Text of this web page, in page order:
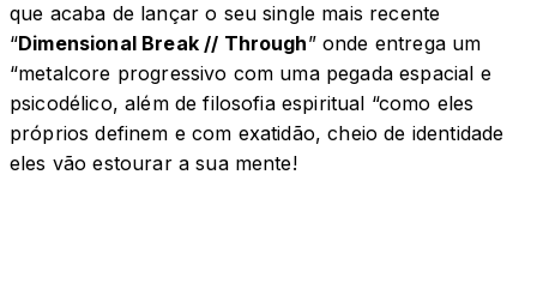
que acaba de lançar o seu single mais recente
“Dimensional Break // Through” onde entrega um
“metalcore progressivo com uma pegada espacial e
psicodélico, além de filosofia espiritual “como eles
próprios definem e com exatidão, cheio de identidade
eles vão estourar a sua mente!